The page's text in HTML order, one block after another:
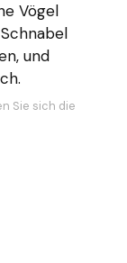
Vögel
und
Sie sich die